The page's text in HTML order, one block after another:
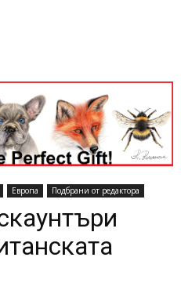
Европа Подбрани от редактора